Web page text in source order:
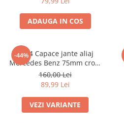
Inele de Ghidaj
Întreținere Auto
Pistoale de curatat (tornadoare)
Pistoale Profesionale
Piese de schimb
ADAUGA IN COS
-44%
set 4 Capace jante aliaj
Mercedes Benz 75mm crom
A1714000025
160,00 Lei
89,99 Lei
VEZI VARIANTE